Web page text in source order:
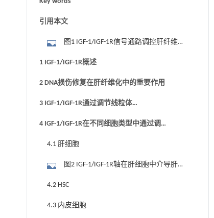
引用本文
图1 IGF-1/IGF-1R信号通路调控肝纤维化
的作用机制
1 IGF-1/IGF-1R概述
2 DNA损伤修复在肝纤维化中的重要作用
3 IGF-1/IGF-1R通过调节线粒体
DNA（mtDNA）损伤修复介导肝纤维化
4 IGF-1/IGF-1R在不同细胞类型中通过调节
4.1 肝细胞
图2 IGF-1/IGF-1R轴在肝细胞中介导肝纤
4.2 HSC
4.3 内皮细胞